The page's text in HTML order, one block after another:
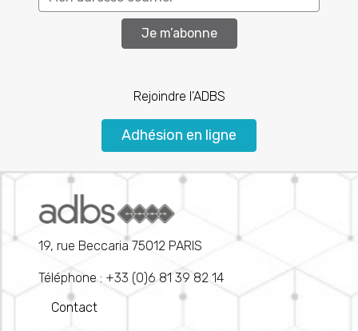
Je m’abonne
Rejoindre l’ADBS
Adhésion en ligne
19, rue Beccaria 75012 PARIS
Téléphone : +33 (0)6 81 39 82 14
Contact